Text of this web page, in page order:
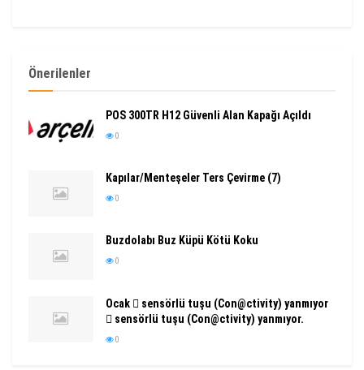
Önerilenler
POS 300TR H12 Güvenli Alan Kapağı Açıldı
0
Kapılar/Menteşeler Ters Çevirme (7)
0
Buzdolabı Buz Küpü Kötü Koku
0
Ocak  sensörlü tuşu (Con@ctivity) yanmıyor
 sensörlü tuşu (Con@ctivity) yanmıyor.
0